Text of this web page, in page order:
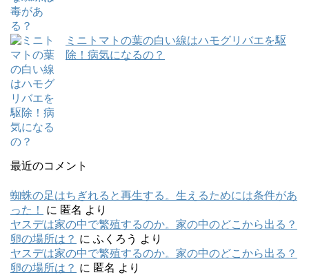
ミニトマトの葉の白い線はハモグリバエを駆
除！病気になるの？
最近のコメント
蜘蛛の足はちぎれると再生する。生えるためには条件があ
った！
に 匿名 より
ヤスデは家の中で繁殖するのか。家の中のどこから出る？
卵の場所は？ に ふくろう より
ヤスデは家の中で繁殖するのか。家の中のどこから出る？
卵の場所は？ に 匿名 より